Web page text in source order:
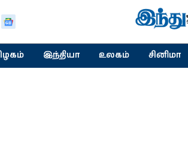
இந்தியா உலகம் சினிமா